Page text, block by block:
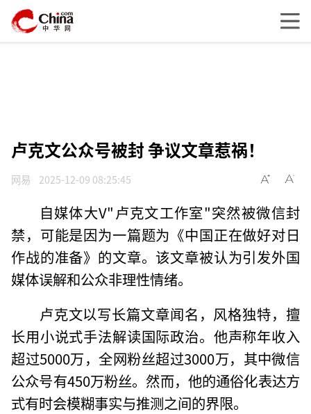
卢克文公众号被封 争议文章惹祸！
网易 2025-12-09 08:25:45
自媒体大V"卢克文工作室"突然被微信封
禁，可能是因为一篇题为《中国正在做好对日
作战的准备》的文章。该文章被认为引发外国
媒体误解和公众非理性情绪。
卢克文以写长篇文章闻名，风格独特，擅
长用小说式手法解读国际政治。他声称年收入
超过5000万，全网粉丝超过3000万，其中微信
公众号有450万粉丝。然而，他的通俗化表达方
式有时会模糊事实与推测之间的界限。